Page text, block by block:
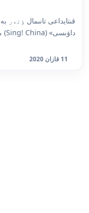
قىتايداعى تانىمال ٶنەر
داۋىسى» (Sing! China) مۋزىكالىق جوباسىنا قاتىسىپ جا...
11 قازان 2020